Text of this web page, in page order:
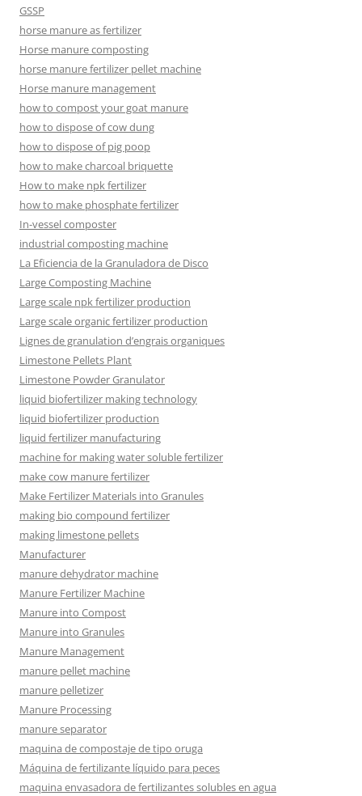
GSSP
horse manure as fertilizer
Horse manure composting
horse manure fertilizer pellet machine
Horse manure management
how to compost your goat manure
how to dispose of cow dung
how to dispose of pig poop
how to make charcoal briquette
How to make npk fertilizer
how to make phosphate fertilizer
In-vessel composter
industrial composting machine
La Eficiencia de la Granuladora de Disco
Large Composting Machine
Large scale npk fertilizer production
Large scale organic fertilizer production
Lignes de granulation d’engrais organiques
Limestone Pellets Plant
Limestone Powder Granulator
liquid biofertilizer making technology
liquid biofertilizer production
liquid fertilizer manufacturing
machine for making water soluble fertilizer
make cow manure fertilizer
Make Fertilizer Materials into Granules
making bio compound fertilizer
making limestone pellets
Manufacturer
manure dehydrator machine
Manure Fertilizer Machine
Manure into Compost
Manure into Granules
Manure Management
manure pellet machine
manure pelletizer
Manure Processing
manure separator
maquina de compostaje de tipo oruga
Máquina de fertilizante líquido para peces
maquina envasadora de fertilizantes solubles en agua